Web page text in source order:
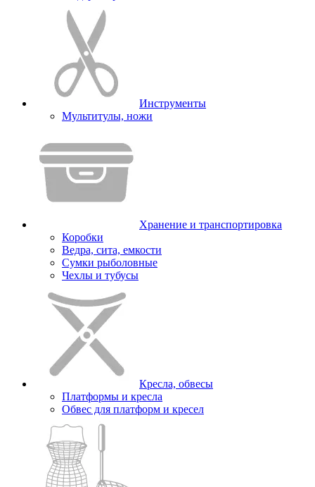
Инструменты
Мультитулы, ножи
Хранение и транспортировка
Коробки
Ведра, сита, емкости
Сумки рыболовные
Чехлы и тубусы
Кресла, обвесы
Платформы и кресла
Обвес для платформ и кресел